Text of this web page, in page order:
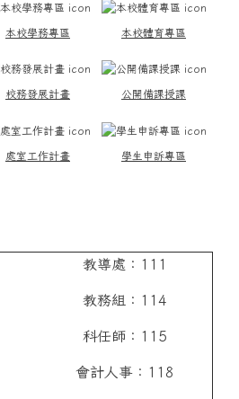
本校學務專區 本校體育專區
校務發展計畫 公開備課授課
處室工作計畫 學生申訴專區
教導處：111
教務組：114
科任師：115
會計人事：118